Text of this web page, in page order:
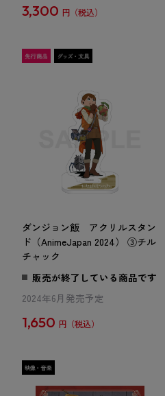
3,300 円
ダンジョン飯 アクリルスタン
ド（AnimeJapan 2024） ③チル
チャック
販売が終了している商品です
2024年6月発売予定
1,650 円